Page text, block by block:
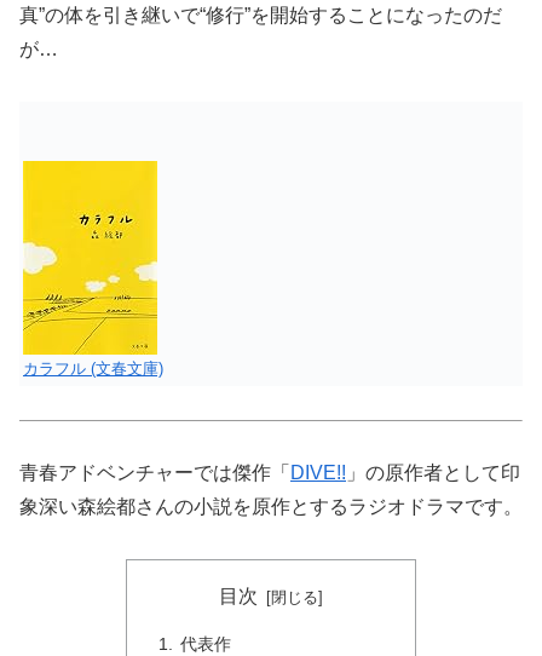
真”の体を引き継いで“修行”を開始することになったのだ
が…
カラフル (文春文庫)
青春アドベンチャーでは傑作「 DIVE!! 」の原作者として印
象深い森絵都さんの小説を原作とするラジオドラマです。
目次
代表作